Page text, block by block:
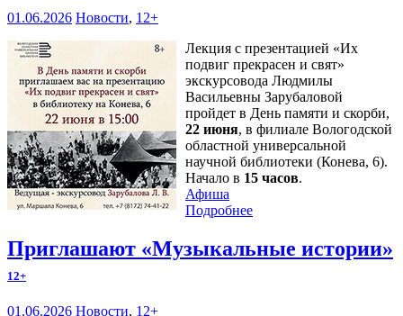
01.06.2026 Новости, 12+
Лекция с презентацией «Их
подвиг прекрасен и свят»
экскурсовода Людмилы
Васильевны Зарубаловой
пройдет в День памяти и скорби,
22 июня, в филиале Вологодской
областной универсальной
научной библиотеки (Конева, 6).
Начало в 15 часов.
Афиша
Подробнее
Приглашают «Музыкальные истории»
12+
01.06.2026 Новости, 12+